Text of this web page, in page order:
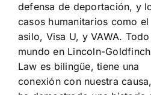
defensa de deportación, y
casos humanitarios como el
asilo, Visa U, y VAWA.
mundo en Lincoln-Goldfinch
Law es bilingüe, tiene una
conexión con nuestra